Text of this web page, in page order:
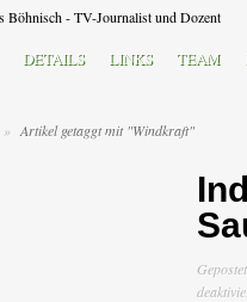
DETAILS LINKS TEAM
» Artikel getaggt mit "Windkraft"